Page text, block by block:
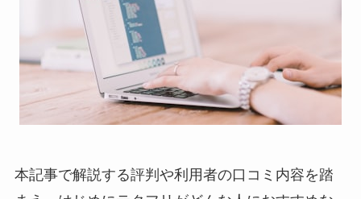
本記事で解説する評判や利用者の口コミ内容を踏